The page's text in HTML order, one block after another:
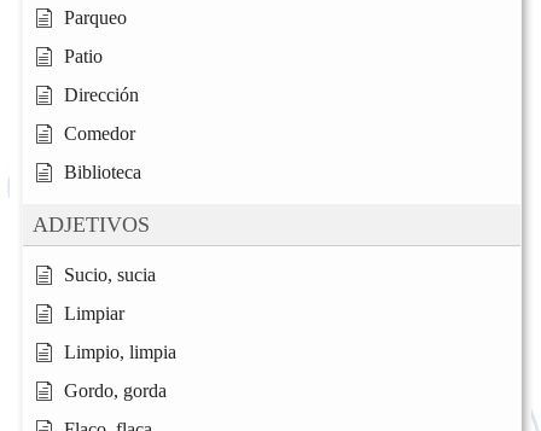
Parqueo
Patio
Dirección
Comedor
Biblioteca
ADJETIVOS
Sucio, sucia
Limpiar
Limpio, limpia
Gordo, gorda